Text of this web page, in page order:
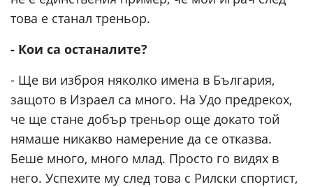
това е станал треньор.
- Кои са останалите?
- Ще ви изброя няколко имена в България,
защото в Израел са много. На Удо предрекох,
че ще стане добър треньор още докато той
нямаше никакво намерение да се отказва.
Беше много, много млад. Просто го видях в
него. Успехите му след това с Рилски спортист,